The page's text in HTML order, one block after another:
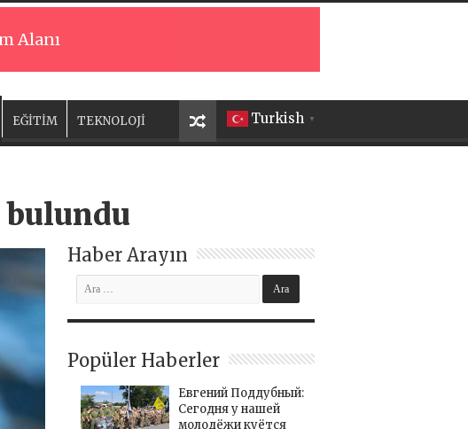
Alanı
Turkish ▼
EĞİTİM TEKNOLOJİ
Haber Arayın
Popüler Haberler
Евгений Поддубный:
Сегодня у нашей
молодёжи куётся